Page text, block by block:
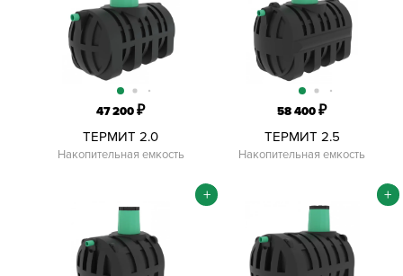
47 200₽
ТЕРМИТ 2.0
Накопительная емкость
58 400₽
ТЕРМИТ 2.5
Накопительная емкость
+ +